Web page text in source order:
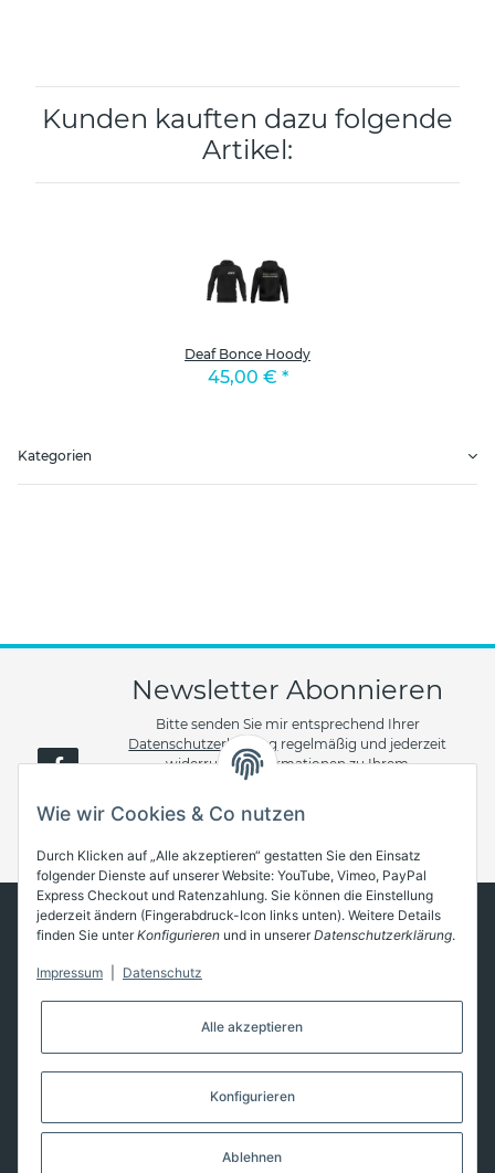
Kunden kauften dazu folgende
Artikel:
Deaf Bonce Hoody
45,00 € *
Kategorien
Newsletter Abonnieren
Bitte senden Sie mir entsprechend Ihrer
Datenschutzerklärung regelmäßig und jederzeit
widerruflich Informationen zu Ihrem
Produktsortiment per E-Mail zu.
* Alle Preise inkl. gesetzlicher USt., zzgl.Versand
Wie wir Cookies & Co nutzen
Durch Klicken auf „Alle akzeptieren“ gestatten Sie den Einsatz
folgender Dienste auf unserer Website: YouTube, Vimeo, PayPal
Express Checkout und Ratenzahlung. Sie können die Einstellung
jederzeit ändern (Fingerabdruck-Icon links unten). Weitere Details
finden Sie unterKonfigurieren und in unsererDatenschutzerklärung.
Impressum Datenschutz
Alle akzeptieren
Konfigurieren
Ablehnen